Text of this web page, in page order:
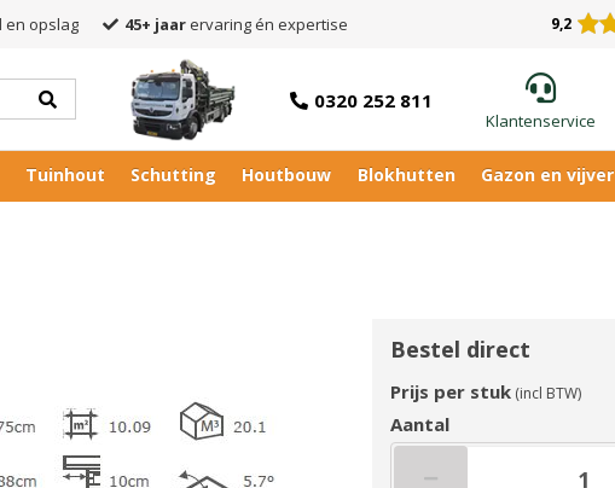
en opslag 45+ jaar ervaring én expertise 9,2
0320 252 811
Klantenservice
Tuinhout Schutting Houtbouw Blokhutten Gazon en vijver
Bestel direct
Prijs per stuk (incl BTW)
Aantal